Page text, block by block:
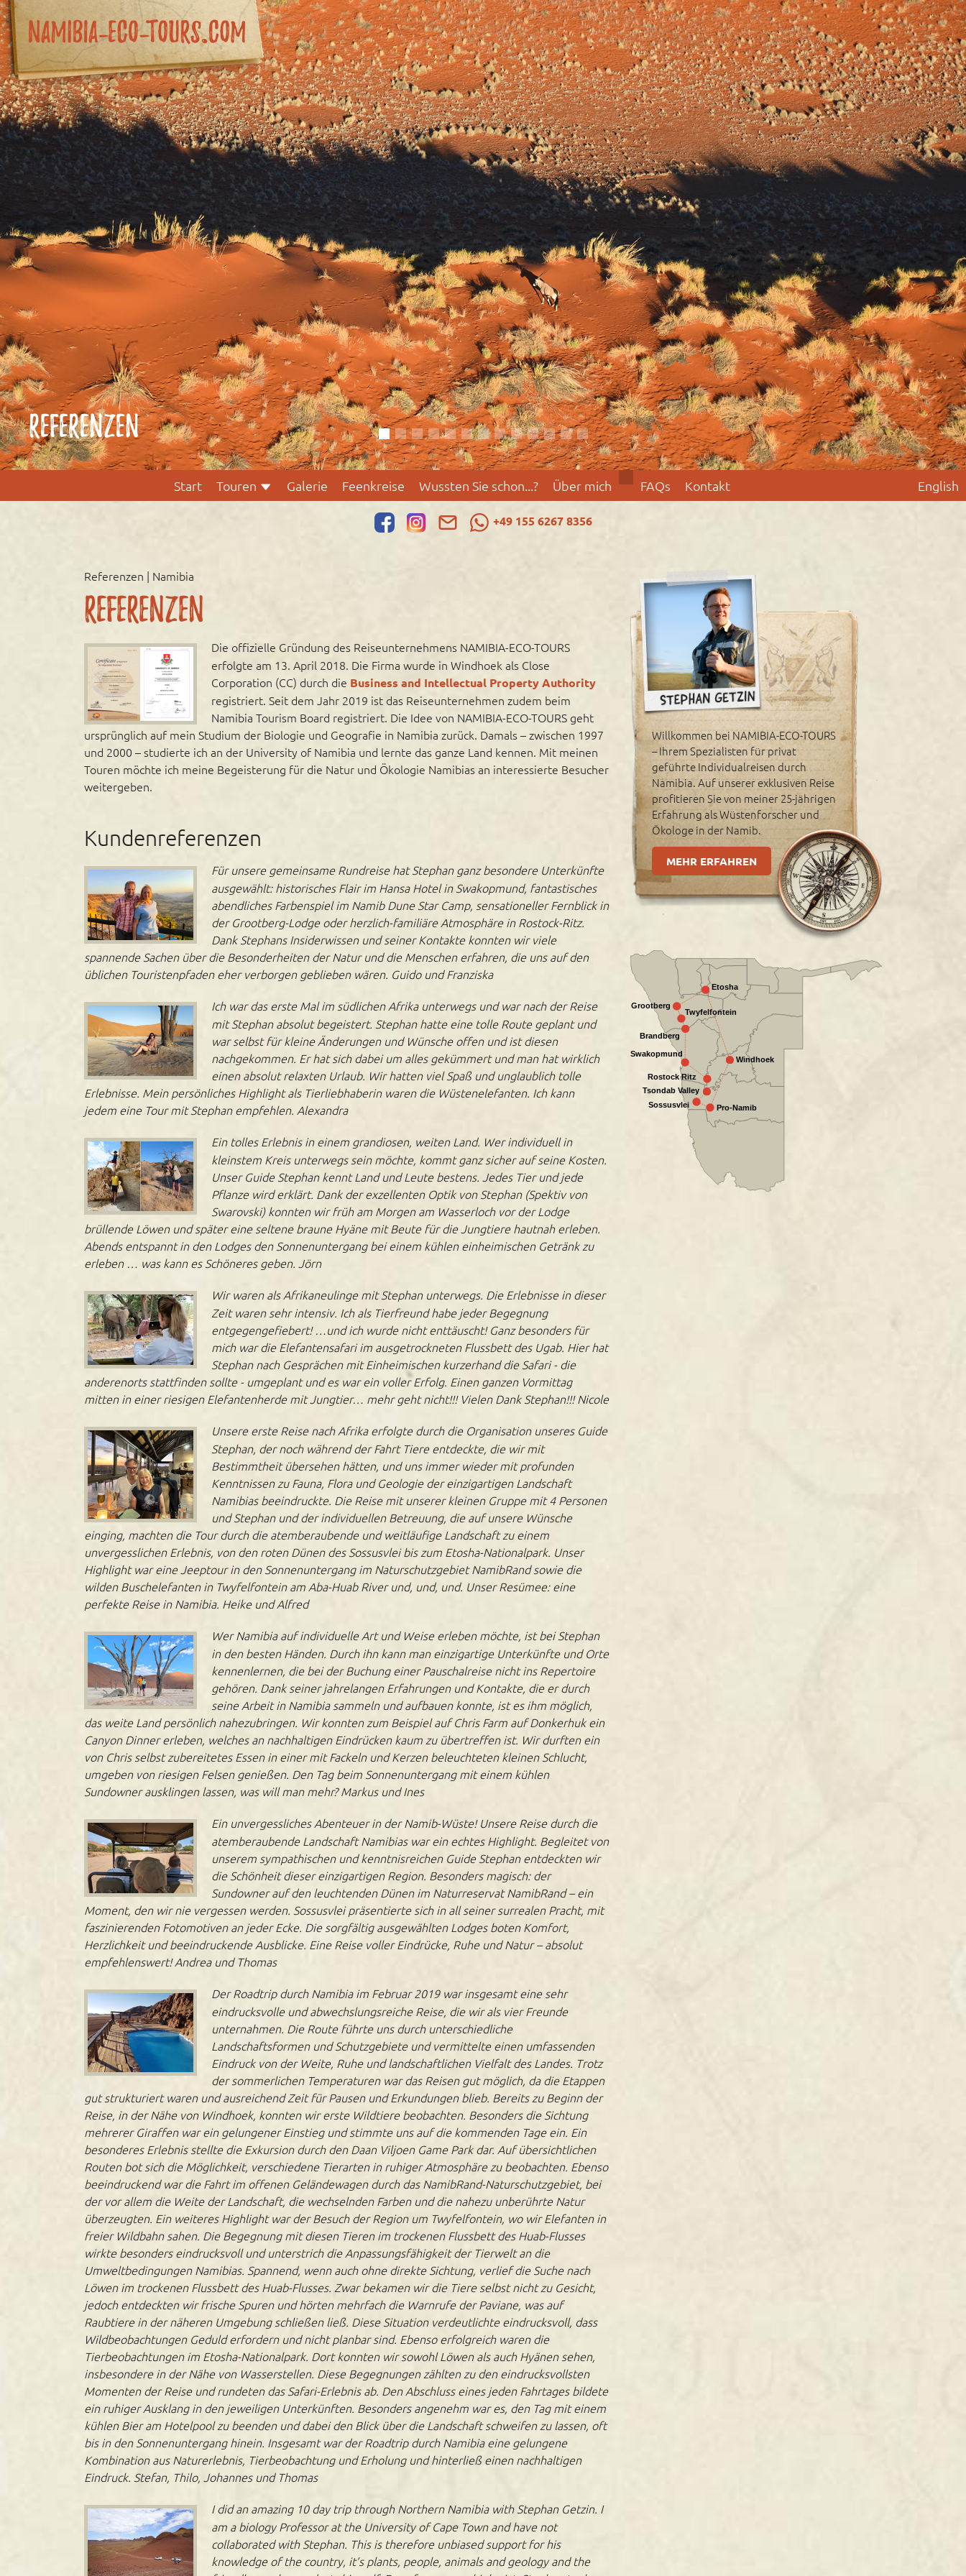
Referenzen
English
Start Touren Galerie Feenkreise Wussten Sie schon...? Über mich FAQs Kontakt
+49 155 6267 8356
Referenzen | Namibia
Referenzen
Die offizielle Gründung des Reiseunternehmens NAMIBIA-ECO-TOURS
erfolgte am 13. April 2018. Die Firma wurde in Windhoek als Close
Corporation (CC) durch die Business and Intellectual Property Authority
registriert. Seit dem Jahr 2019 ist das Reiseunternehmen zudem beim
Namibia Tourism Board registriert. Die Idee von NAMIBIA-ECO-TOURS geht
ursprünglich auf mein Studium der Biologie und Geografie in Namibia zurück. Damals – zwischen 1997
und 2000 – studierte ich an der University of Namibia und lernte das ganze Land kennen. Mit meinen
Touren möchte ich meine Begeisterung für die Natur und Ökologie Namibias an interessierte Besucher
weitergeben.
Kundenreferenzen
Für unsere gemeinsame Rundreise hat Stephan ganz besondere Unterkünfte
ausgewählt: historisches Flair im Hansa Hotel in Swakopmund, fantastisches
abendliches Farbenspiel im Namib Dune Star Camp, sensationeller Fernblick in
der Grootberg-Lodge oder herzlich-familiäre Atmosphäre in Rostock-Ritz.
Dank Stephans Insiderwissen und seiner Kontakte konnten wir viele
spannende Sachen über die Besonderheiten der Natur und die Menschen erfahren, die uns auf den
üblichen Touristenpfaden eher verborgen geblieben wären. Guido und Franziska
Ich war das erste Mal im südlichen Afrika unterwegs und war nach der Reise
mit Stephan absolut begeistert. Stephan hatte eine tolle Route geplant und
war selbst für kleine Änderungen und Wünsche offen und ist diesen
nachgekommen. Er hat sich dabei um alles gekümmert und man hat wirklich
einen absolut relaxten Urlaub. Wir hatten viel Spaß und unglaublich tolle
Erlebnisse. Mein persönliches Highlight als Tierliebhaberin waren die Wüstenelefanten. Ich kann
jedem eine Tour mit Stephan empfehlen. Alexandra
Ein tolles Erlebnis in einem grandiosen, weiten Land. Wer individuell in
kleinstem Kreis unterwegs sein möchte, kommt ganz sicher auf seine Kosten.
Unser Guide Stephan kennt Land und Leute bestens. Jedes Tier und jede
Pflanze wird erklärt. Dank der exzellenten Optik von Stephan (Spektiv von
Swarovski) konnten wir früh am Morgen am Wasserloch vor der Lodge
brüllende Löwen und später eine seltene braune Hyäne mit Beute für die Jungtiere hautnah erleben.
Abends entspannt in den Lodges den Sonnenuntergang bei einem kühlen einheimischen Getränk zu
erleben … was kann es Schöneres geben. Jörn
Wir waren als Afrikaneulinge mit Stephan unterwegs. Die Erlebnisse in dieser
Zeit waren sehr intensiv. Ich als Tierfreund habe jeder Begegnung
entgegengefiebert! …und ich wurde nicht enttäuscht! Ganz besonders für
mich war die Elefantensafari im ausgetrockneten Flussbett des Ugab. Hier hat
Stephan nach Gesprächen mit Einheimischen kurzerhand die Safari - die
anderenorts stattfinden sollte - umgeplant und es war ein voller Erfolg. Einen ganzen Vormittag
mitten in einer riesigen Elefantenherde mit Jungtier… mehr geht nicht!!! Vielen Dank Stephan!!! Nicole
Unsere erste Reise nach Afrika erfolgte durch die Organisation unseres Guide
Stephan, der noch während der Fahrt Tiere entdeckte, die wir mit
Bestimmtheit übersehen hätten, und uns immer wieder mit profunden
Kenntnissen zu Fauna, Flora und Geologie der einzigartigen Landschaft
Namibias beeindruckte. Die Reise mit unserer kleinen Gruppe mit 4 Personen
und Stephan und der individuellen Betreuung, die auf unsere Wünsche
einging, machten die Tour durch die atemberaubende und weitläufige Landschaft zu einem
unvergesslichen Erlebnis, von den roten Dünen des Sossusvlei bis zum Etosha-Nationalpark. Unser
Highlight war eine Jeeptour in den Sonnenuntergang im Naturschutzgebiet NamibRand sowie die
wilden Buschelefanten in Twyfelfontein am Aba-Huab River und, und, und. Unser Resümee: eine
perfekte Reise in Namibia. Heike und Alfred
Wer Namibia auf individuelle Art und Weise erleben möchte, ist bei Stephan
in den besten Händen. Durch ihn kann man einzigartige Unterkünfte und Orte
kennenlernen, die bei der Buchung einer Pauschalreise nicht ins Repertoire
gehören. Dank seiner jahrelangen Erfahrungen und Kontakte, die er durch
seine Arbeit in Namibia sammeln und aufbauen konnte, ist es ihm möglich,
das weite Land persönlich nahezubringen. Wir konnten zum Beispiel auf Chris Farm auf Donkerhuk ein
Canyon Dinner erleben, welches an nachhaltigen Eindrücken kaum zu übertreffen ist. Wir durften ein
von Chris selbst zubereitetes Essen in einer mit Fackeln und Kerzen beleuchteten kleinen Schlucht,
umgeben von riesigen Felsen genießen. Den Tag beim Sonnenuntergang mit einem kühlen
Sundowner ausklingen lassen, was will man mehr? Markus und Ines
Ein unvergessliches Abenteuer in der Namib-Wüste! Unsere Reise durch die
atemberaubende Landschaft Namibias war ein echtes Highlight. Begleitet von
unserem sympathischen und kenntnisreichen Guide Stephan entdeckten wir
die Schönheit dieser einzigartigen Region. Besonders magisch: der
Sundowner auf den leuchtenden Dünen im Naturreservat NamibRand – ein
Moment, den wir nie vergessen werden. Sossusvlei präsentierte sich in all seiner surrealen Pracht, mit
faszinierenden Fotomotiven an jeder Ecke. Die sorgfältig ausgewählten Lodges boten Komfort,
Herzlichkeit und beeindruckende Ausblicke. Eine Reise voller Eindrücke, Ruhe und Natur – absolut
empfehlenswert! Andrea und Thomas
Der Roadtrip durch Namibia im Februar 2019 war insgesamt eine sehr
eindrucksvolle und abwechslungsreiche Reise, die wir als vier Freunde
unternahmen. Die Route führte uns durch unterschiedliche
Landschaftsformen und Schutzgebiete und vermittelte einen umfassenden
Eindruck von der Weite, Ruhe und landschaftlichen Vielfalt des Landes. Trotz
der sommerlichen Temperaturen war das Reisen gut möglich, da die Etappen
gut strukturiert waren und ausreichend Zeit für Pausen und Erkundungen blieb. Bereits zu Beginn der
Reise, in der Nähe von Windhoek, konnten wir erste Wildtiere beobachten. Besonders die Sichtung
mehrerer Giraffen war ein gelungener Einstieg und stimmte uns auf die kommenden Tage ein. Ein
besonderes Erlebnis stellte die Exkursion durch den Daan Viljoen Game Park dar. Auf übersichtlichen
Routen bot sich die Möglichkeit, verschiedene Tierarten in ruhiger Atmosphäre zu beobachten. Ebenso
beeindruckend war die Fahrt im offenen Geländewagen durch das NamibRand-Naturschutzgebiet, bei
der vor allem die Weite der Landschaft, die wechselnden Farben und die nahezu unberührte Natur
überzeugten. Ein weiteres Highlight war der Besuch der Region um Twyfelfontein, wo wir Elefanten in
freier Wildbahn sahen. Die Begegnung mit diesen Tieren im trockenen Flussbett des Huab-Flusses
wirkte besonders eindrucksvoll und unterstrich die Anpassungsfähigkeit der Tierwelt an die
Umweltbedingungen Namibias. Spannend, wenn auch ohne direkte Sichtung, verlief die Suche nach
Löwen im trockenen Flussbett des Huab-Flusses. Zwar bekamen wir die Tiere selbst nicht zu Gesicht,
jedoch entdeckten wir frische Spuren und hörten mehrfach die Warnrufe der Paviane, was auf
Raubtiere in der näheren Umgebung schließen ließ. Diese Situation verdeutlichte eindrucksvoll, dass
Wildbeobachtungen Geduld erfordern und nicht planbar sind. Ebenso erfolgreich waren die
Tierbeobachtungen im Etosha-Nationalpark. Dort konnten wir sowohl Löwen als auch Hyänen sehen,
insbesondere in der Nähe von Wasserstellen. Diese Begegnungen zählten zu den eindrucksvollsten
Momenten der Reise und rundeten das Safari-Erlebnis ab. Den Abschluss eines jeden Fahrtages bildete
ein ruhiger Ausklang in den jeweiligen Unterkünften. Besonders angenehm war es, den Tag mit einem
kühlen Bier am Hotelpool zu beenden und dabei den Blick über die Landschaft schweifen zu lassen, oft
bis in den Sonnenuntergang hinein. Insgesamt war der Roadtrip durch Namibia eine gelungene
Kombination aus Naturerlebnis, Tierbeobachtung und Erholung und hinterließ einen nachhaltigen
Eindruck. Stefan, Thilo, Johannes und Thomas
I did an amazing 10 day trip through Northern Namibia with Stephan Getzin. I
am a biology Professor at the University of Cape Town and have not
collaborated with Stephan. This is therefore unbiased support for his
knowledge of the country, it’s plants, people, animals and geology and the
Willkommen bei NAMIBIA-ECO-TOURS
– Ihrem Spezialisten für privat
geführte Individualreisen durch
Namibia. Auf unserer exklusiven Reise
profitieren Sie von meiner 25-jährigen
Erfahrung als Wüstenforscher und
Ökologe in der Namib.
MEHR ERFAHREN
Windhoek
Pro-Namib
Sossusvlei
Tsondab Valley
Rostock Ritz
Swakopmund
Brandberg
Twyfelfontein
Grootberg
Etosha